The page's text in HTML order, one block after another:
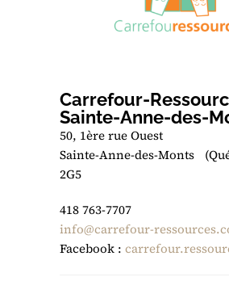
Carrefour-
Sainte-Anne-des-
50, 1ère rue Ouest
Sainte-Anne-des-Monts
2G5
418 763-7707
info@carrefour-
Facebook :